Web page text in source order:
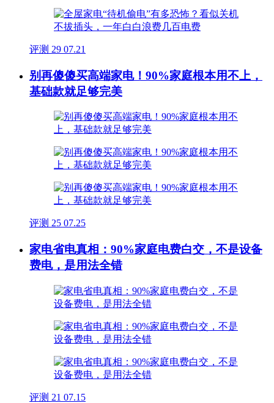
评测 29 07.21
别再傻傻买高端家电！90%家庭根本用不上，
基础款就足够完美
评测 25 07.25
家电省电真相：90%家庭电费白交，不是设备
费电，是用法全错
评测 21 07.15